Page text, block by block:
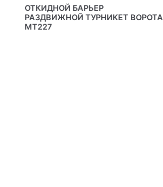
ОТКИДНОЙ БАРЬЕР
РАЗДВИЖНОЙ ТУРНИКЕТ ВОРОТА
МТ227